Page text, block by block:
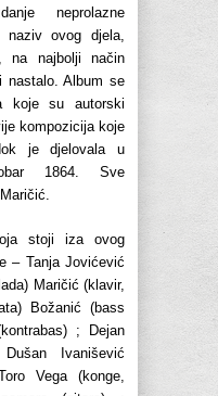
neprolazne
naziv ovog djela,
na najbolji način
Album se
koje su autorski
kompozicija koje
je djelovala u
1864. Sve
stoji iza ovog
– Tanja Jovićević
Maričić (klavir,
Božanić (bass
; Dejan
Ivanišević
Vega (konge,